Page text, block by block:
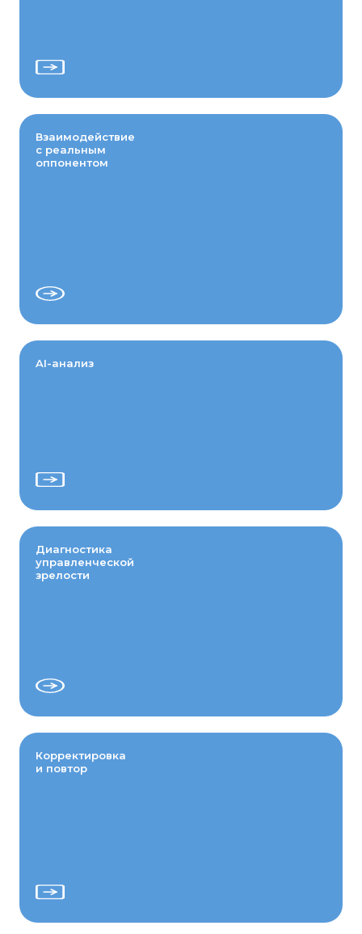
Взаимодействие
с реальным
оппонентом
AI-анализ
Диагностика
управленческой
зрелости
Корректировка
и повтор